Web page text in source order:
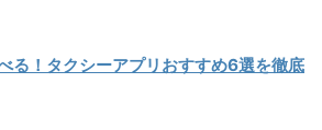
る！タクシーアプリおすすめ6選を徹底